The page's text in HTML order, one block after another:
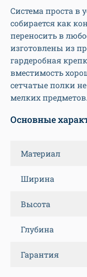
Система проста в
собирается как
переносить в
изготовлены из
гардеробная
вместимость
сетчатые полки
мелких предметов.
Основные
Материал
Ширина
Высота
Глубина
Гарантия